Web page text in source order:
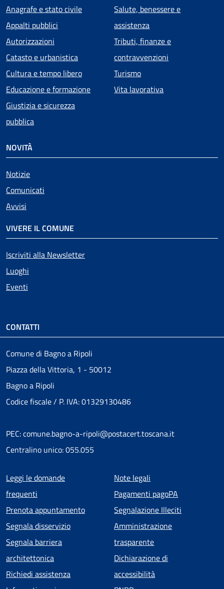
Anagrafe e stato civile
Appalti pubblici
Autorizzazioni
Catasto e urbanistica
Cultura e tempo libero
Educazione e formazione
Giustizia e sicurezza
pubblica
Salute, benessere e
assistenza
Tributi, finanze e
contravvenzioni
Turismo
Vita lavorativa
NOVITÀ
Notizie
Comunicati
Avvisi
VIVERE IL COMUNE
Iscriviti alla Newsletter
Luoghi
Eventi
CONTATTI
Comune di Bagno a Ripoli
Piazza della Vittoria, 1 - 50012
Bagno a Ripoli
Codice fiscale / P. IVA: 01329130486
PEC: comune.bagno-a-ripoli@postacert.toscana.it
Centralino unico: 055.055
Menu piè di pagina
Leggi le domande
frequenti
Prenota appuntamento
Segnala disservizio
Segnala barriera
architettonica
Richiedi assistenza
Note legali
Pagamenti pagoPA
Segnalazione Illeciti
Amministrazione
trasparente
Dichiarazione di
accessibilità